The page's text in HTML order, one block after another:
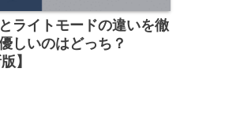
ライトモードの違いを徹
しいのはどっち？
】